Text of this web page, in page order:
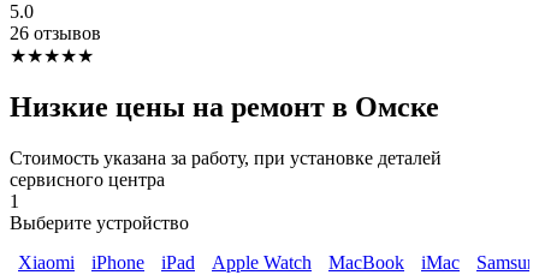
5.0
26 отзывов
★★★★★
Низкие цены на ремонт в Омске
Стоимость указана за работу, при установке деталей
сервисного центра
1
Выберите устройство
Xiaomi
iPhone iPad Apple Watch MacBook iMac